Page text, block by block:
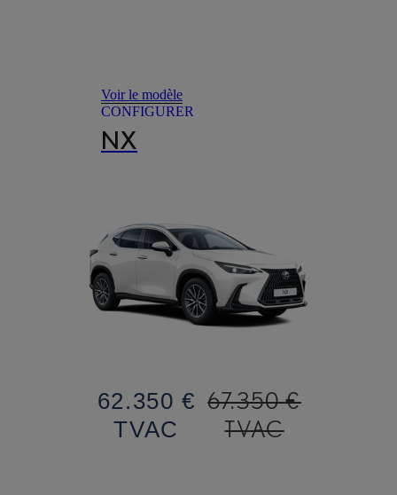
Voir le modèle
CONFIGURER
NX
62.350 €
TVAC
67.350 €
TVAC